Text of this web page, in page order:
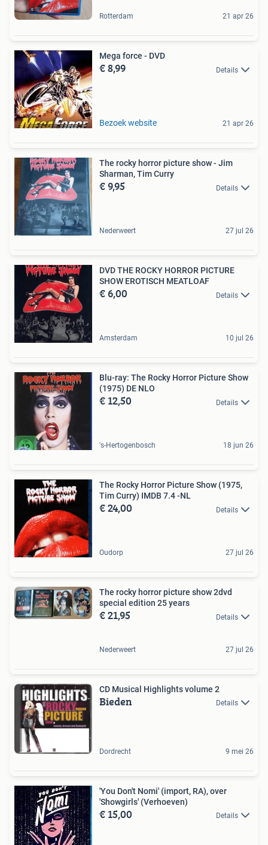
Rotterdam 21 apr 26
Mega force - DVD
€ 8,99 Details
Bezoek website 21 apr 26
The rocky horror picture show - Jim
Sharman, Tim Curry
€ 9,95 Details
Nederweert 27 jul 26
DVD THE ROCKY HORROR PICTURE
SHOW EROTISCH MEATLOAF
€ 6,00 Details
Amsterdam 10 jul 26
Blu-ray: The Rocky Horror Picture Show
(1975) DE NLO
€ 12,50 Details
's-Hertogenbosch 18 jun 26
The Rocky Horror Picture Show (1975,
Tim Curry) IMDB 7.4 -NL
€ 24,00 Details
Oudorp 27 jul 26
The rocky horror picture show 2dvd
special edition 25 years
€ 21,95 Details
Nederweert 27 jul 26
CD Musical Highlights volume 2
Bieden Details
Dordrecht 9 mei 26
'You Don't Nomi' (import, RA), over
'Showgirls' (Verhoeven)
€ 15,00 Details